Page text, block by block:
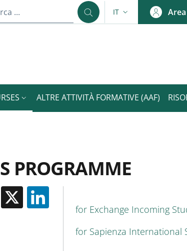
SELETTORE LINGUA:
IT
ALTRE ATTIVITÀ FORMATIVE (AAF)
PROGRAMME
Facebook
X
MAIN NAVIGATION
for Exchange Incoming
for Sapienza International